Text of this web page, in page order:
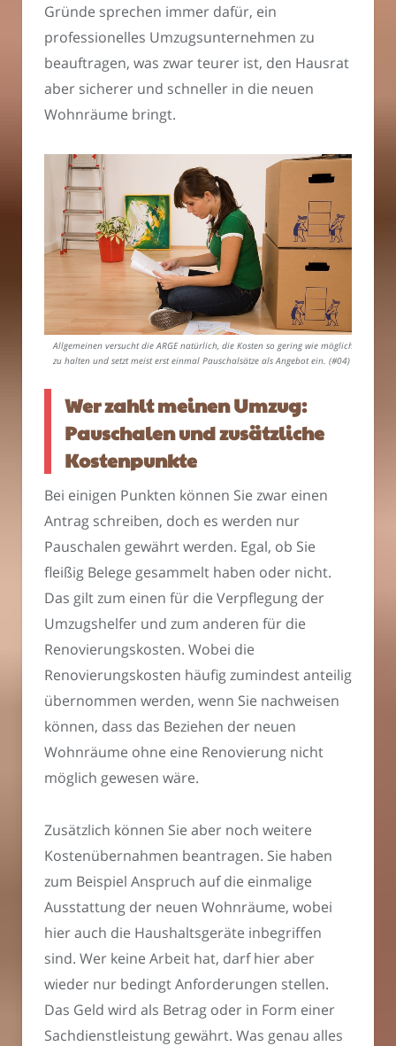
Gründe sprechen immer dafür, ein
professionelles Umzugsunternehmen zu
beauftragen, was zwar teurer ist, den Hausrat
aber sicherer und schneller in die neuen
Wohnräume bringt.
Allgemeinen versucht die ARGE natürlich, die Kosten so gering wie möglich
zu halten und setzt meist erst einmal Pauschalsätze als Angebot ein. (#04)
Wer zahlt meinen Umzug:
Pauschalen und zusätzliche
Kostenpunkte
Bei einigen Punkten können Sie zwar einen
Antrag schreiben, doch es werden nur
Pauschalen gewährt werden. Egal, ob Sie
fleißig Belege gesammelt haben oder nicht.
Das gilt zum einen für die Verpflegung der
Umzugshelfer und zum anderen für die
Renovierungskosten. Wobei die
Renovierungskosten häufig zumindest anteilig
übernommen werden, wenn Sie nachweisen
können, dass das Beziehen der neuen
Wohnräume ohne eine Renovierung nicht
möglich gewesen wäre.
Zusätzlich können Sie aber noch weitere
Kostenübernahmen beantragen. Sie haben
zum Beispiel Anspruch auf die einmalige
Ausstattung der neuen Wohnräume, wobei
hier auch die Haushaltsgeräte inbegriffen
sind. Wer keine Arbeit hat, darf hier aber
wieder nur bedingt Anforderungen stellen.
Das Geld wird als Betrag oder in Form einer
Sachdienstleistung gewährt. Was genau alles